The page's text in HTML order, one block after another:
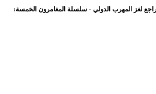
لغز المهرب الدولي - سلسلة المغامرون الخمسة: